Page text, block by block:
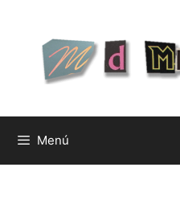
contenido
Menú